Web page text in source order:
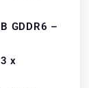
GDDR6 –
x